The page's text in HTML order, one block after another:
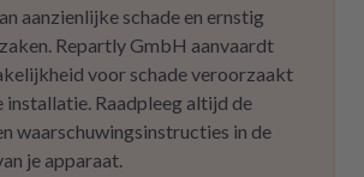
aanzienlijke schade en ernstig
Repartly GmbH aanvaardt
voor schade veroorzaakt
installatie. Raadpleeg altijd de
waarschuwingsinstructies in de
je apparaat.